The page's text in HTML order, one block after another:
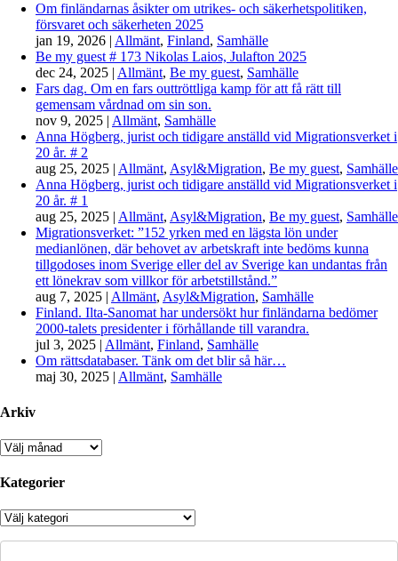
Om finländarnas åsikter om utrikes- och säkerhetspolitiken,
försvaret och säkerheten 2025
jan 19, 2026 | Allmänt, Finland, Samhälle
Be my guest # 173 Nikolas Laios, Julafton 2025
dec 24, 2025 | Allmänt, Be my guest, Samhälle
Fars dag. Om en fars outtröttliga kamp för att få rätt till
gemensam vårdnad om sin son.
nov 9, 2025 | Allmänt, Samhälle
Anna Högberg, jurist och tidigare anställd vid Migrationsverket i
20 år. # 2
aug 25, 2025 | Allmänt, Asyl&Migration, Be my guest, Samhälle
Anna Högberg, jurist och tidigare anställd vid Migrationsverket i
20 år. # 1
aug 25, 2025 | Allmänt, Asyl&Migration, Be my guest, Samhälle
Migrationsverket: ”152 yrken med en lägsta lön under
medianlönen, där behovet av arbetskraft inte bedöms kunna
tillgodoses inom Sverige eller del av Sverige kan undantas från
ett lönekrav som villkor för arbetstillstånd.”
aug 7, 2025 | Allmänt, Asyl&Migration, Samhälle
Finland. Ilta-Sanomat har undersökt hur finländarna bedömer
2000-talets presidenter i förhållande till varandra.
jul 3, 2025 | Allmänt, Finland, Samhälle
Om rättsdatabaser. Tänk om det blir så här…
maj 30, 2025 | Allmänt, Samhälle
Arkiv
Arkiv
Kategorier
Kategorier